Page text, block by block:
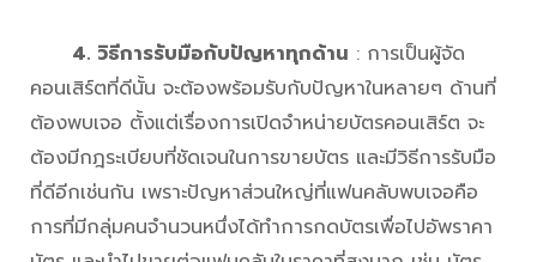
4. วิธีการรับมือกับปัญหาทุกด้าน : การเป็นผู้จัด
คอนเสิร์ตที่ดีนั้น จะต้องพร้อมรับกับปัญหาในหลายๆ ด้านที่
ต้องพบเจอ ตั้งแต่เรื่องการเปิดจำหน่ายบัตรคอนเสิร์ต จะ
ต้องมีกฎระเบียบที่ชัดเจนในการขายบัตร และมีวิธีการรับมือ
ที่ดีอีกเช่นกัน เพราะปัญหาส่วนใหญ่ที่แฟนคลับพบเจอคือ
การที่มีกลุ่มคนจำนวนหนึ่งได้ทำการกดบัตรเพื่อไปอัพราคา